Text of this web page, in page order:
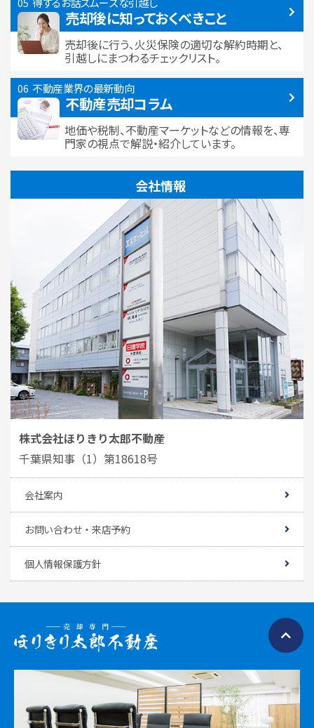
売却後に知っておくべきこと
売却後に行う、火災保険の適切な解約時期と、
引越しにまつわるチェックリスト。
不動産業界の最新動向
不動産売却コラム
地価や税制、不動産マーケットなどの情報を、専
門家の視点で解説・紹介しています。
会社情報
株式会社ほりきり太郎不動産
千葉県知事（1）第18618号
会社案内
お問い合わせ・来店予約
個人情報保護方針